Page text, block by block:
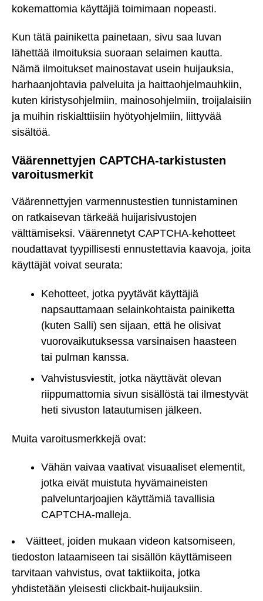
kokemattomia käyttäjiä toimimaan nopeasti.
Kun tätä painiketta painetaan, sivu saa luvan
lähettää ilmoituksia suoraan selaimen kautta.
Nämä ilmoitukset mainostavat usein huijauksia,
harhaanjohtavia palveluita ja haittaohjelmauhkiin,
kuten kiristysohjelmiin, mainosohjelmiin, troijalaisiin
ja muihin riskialttiisiin hyötyohjelmiin, liittyvää
sisältöä.
Väärennettyjen CAPTCHA-tarkistusten
varoitusmerkit
Väärennettyjen varmennustestien tunnistaminen
on ratkaisevan tärkeää huijarisivustojen
välttämiseksi. Väärennetyt CAPTCHA-kehotteet
noudattavat tyypillisesti ennustettavia kaavoja, joita
käyttäjät voivat seurata:
Kehotteet, jotka pyytävät käyttäjiä
napsauttamaan selainkohtaista painiketta
(kuten Salli) sen sijaan, että he olisivat
vuorovaikutuksessa varsinaisen haasteen
tai pulman kanssa.
Vahvistusviestit, jotka näyttävät olevan
riippumattomia sivun sisällöstä tai ilmestyvät
heti sivuston latautumisen jälkeen.
Muita varoitusmerkkejä ovat:
Vähän vaivaa vaativat visuaaliset elementit,
jotka eivät muistuta hyvämaineisten
palveluntarjoajien käyttämiä tavallisia
CAPTCHA-malleja.
Väitteet, joiden mukaan videon katsomiseen,
tiedoston lataamiseen tai sisällön käyttämiseen
tarvitaan vahvistus, ovat taktiikoita, jotka
yhdistetään yleisesti clickbait-huijauksiin.